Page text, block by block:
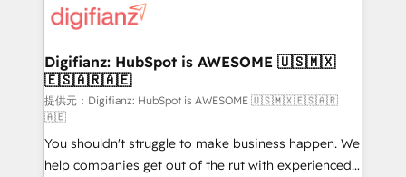
for you and execute it on HubSpot. We are on the
framework, meaning we've been accredited by
HubSpot and vetted by the CCS, which means we
can support public sector companies as well the
other ones listed in our profile. Our services: -
HubSpot implementation - HubSpot CMS website
build We can do lots of things. But everything we do
Digifianz: HubSpot is AWESOME 🇺🇸🇲🇽
🇪🇸🇦🇷🇦🇪
提供元：Digifianz: HubSpot is AWESOME 🇺🇸🇲🇽🇪🇸🇦🇷
🇦🇪
You shouldn't struggle to make business happen. We
help companies get out of the rut with experienced,